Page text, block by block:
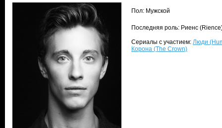
Пол: Мужской
Последняя роль: Риенс
Сериалы с участием: Люди
Корона (The Crown)